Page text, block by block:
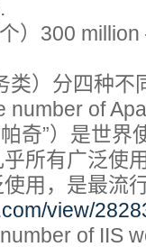
）300
）分四种不
of
奇”）是世界
所有广泛使
用，是最流
view/
of IIS